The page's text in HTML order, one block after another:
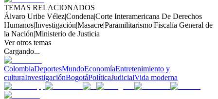
TEMAS RELACIONADOS
Álvaro Uribe Vélez|Condena|Corte Interamericana De Derechos
Humanos|Investigación|Masacre|Paramilitarismo|Fiscalía General de
la Nación|Ministerio de Justicia
Ver otros temas
Cargando...
ColombiaDeportesMundoEconomíaEntretenimiento y
culturaInvestigaciónBogotáPolíticaJudicialVida moderna